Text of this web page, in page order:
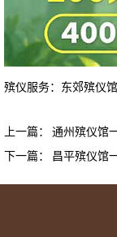
殡仪服务： 东郊殡仪馆
上一篇： 通州殡仪馆
下一篇： 昌平殡仪馆